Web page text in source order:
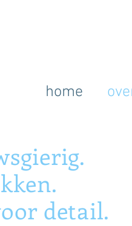
home
detail.